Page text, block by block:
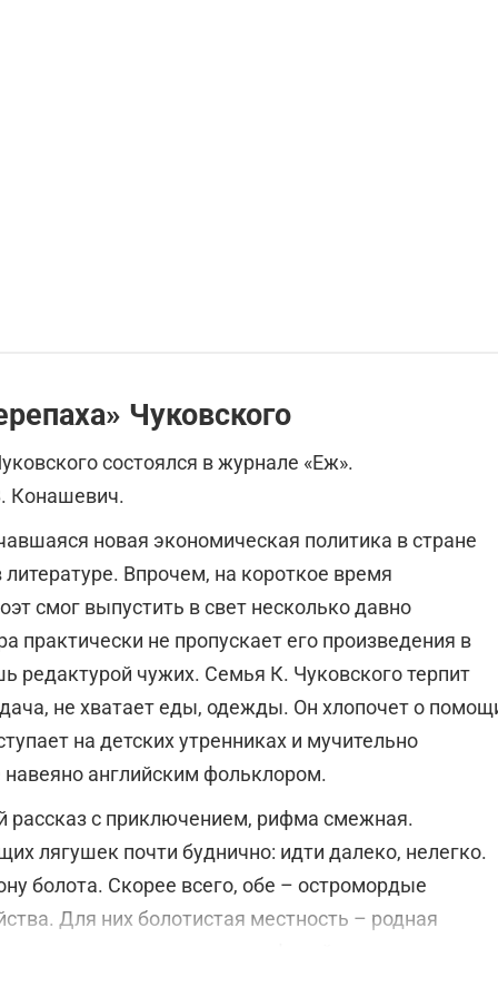
Чуковского
состоялся в журнале «Еж».
Конашевич.
новая экономическая политика в стране
Впрочем, на короткое время
смог выпустить в свет несколько давно
практически не пропускает его произведения в
редактурой чужих. Семья К. Чуковского терпит
не хватает еды, одежды. Он хлопочет о
на детских утренниках и мучительно
английским фольклором.
рассказ с приключением, рифма смежная.
лягушек почти буднично: идти далеко, нелегко.
болота. Скорее всего, обе – остромордые
Для них болотистая местность – родная
между собой.